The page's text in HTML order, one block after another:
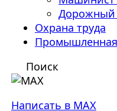
Дорожный
Охрана труда
Промышленная
Поиск
Написать в MAX